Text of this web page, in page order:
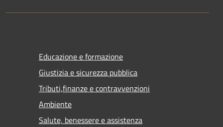
Educazione e formazione
Giustizia e sicurezza pubblica
Tributi,finanze e contravvenzioni
Ambiente
Salute, benessere e assistenza